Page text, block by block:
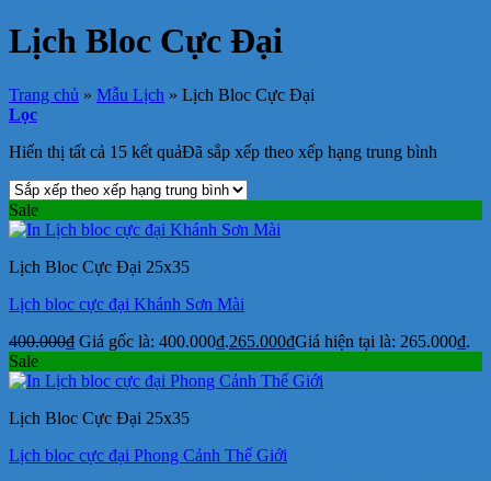
Lịch Bloc Cực Đại
Trang chủ » Mẫu Lịch » Lịch Bloc Cực Đại
Lọc
Hiển thị tất cả 15 kết quảĐã sắp xếp theo xếp hạng trung bình
Sale
Lịch Bloc Cực Đại 25x35
Lịch bloc cực đại Khánh Sơn Mài
400.000₫ Giá gốc là: 400.000₫.265.000₫Giá hiện tại là: 265.000₫.
Sale
Lịch Bloc Cực Đại 25x35
Lịch bloc cực đại Phong Cảnh Thế Giới